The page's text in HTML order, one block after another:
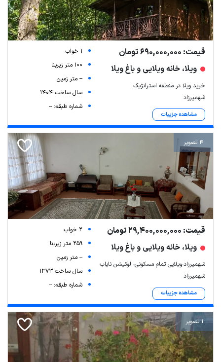
قیمت: 690,000,000 تومان
ویلا، خانه ویلایی و باغ ویلا
خرید ویلا در منطقه استراتژیک
شهمیرزاد
مشاهده جزییات
1 خواب
100 متر زیربنا
-- متر زمین
سال ساخت 1404
شماره طبقه: --
4 تصویر
قیمت: 29,400,000,000 تومان
ویلا، خانه ویلایی و باغ ویلا
شهمیرزاد-ویلایی تمام مسکونی- لوکیشن نایاب
شهمیرزاد
مشاهده جزییات
2 خواب
259 متر زیربنا
-- متر زمین
سال ساخت 1373
شماره طبقه: --
1 تصویر